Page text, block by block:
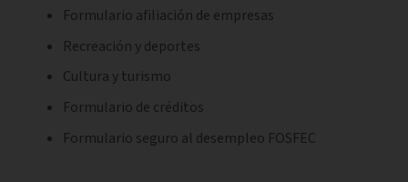
Formulario afiliación de empresas
Recreación y deportes
Cultura y turismo
Formulario de créditos
Formulario seguro al desempleo FOSFEC